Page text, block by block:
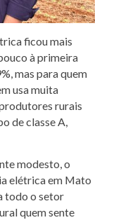
ficou mais
à primeira
mas para quem
usa muita
rurais
de classe A,
modesto, o
elétrica em Mato
todo o setor
quem sente